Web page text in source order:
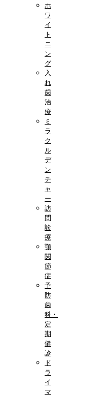
ホ
ワ
イ
ト
ニ
ン
グ
入
れ
歯
治
療
ミ
ラ
ク
ル
デ
ン
チ
ャ
ー
訪
問
診
療
顎
関
節
症
予
防
歯
科・
定
期
健
診
ド
ラ
イ
マ